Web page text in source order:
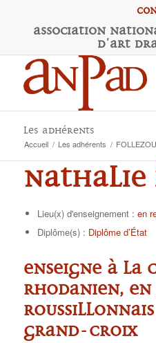
Association N
d'Art D
Les adhérents
Accueil / Les adhérents /
Nathalie
Lieu(x) d'enseignement : en
Diplôme(s) : Diplôme d’État
Enseigne à la
Rhodanien, en
Grand-Croix